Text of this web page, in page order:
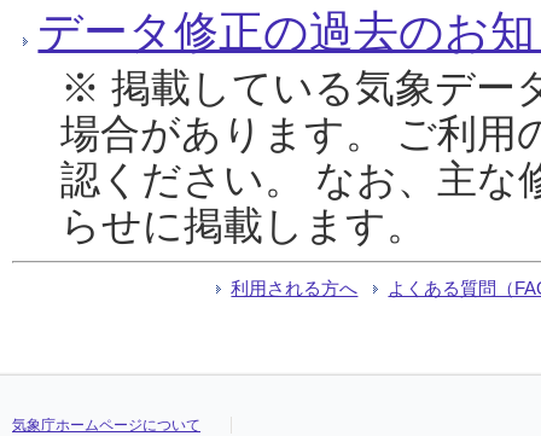
データ修正の過去のお
※ 掲載している気象デー
場合があります。 ご利用
認ください。 なお、主な
らせに掲載します。
利用される方へ よくある質問（
気象庁ホームページについて